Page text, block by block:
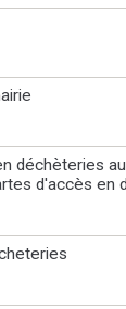
déchèteries
d'accès en